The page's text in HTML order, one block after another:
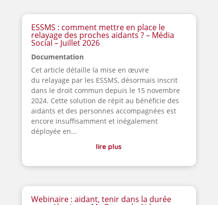
ESSMS : comment mettre en place le
relayage des proches aidants ? – Média
Social – Juillet 2026
Documentation
Cet article détaille la mise en œuvre
du relayage par les ESSMS, désormais inscrit
dans le droit commun depuis le 15 novembre
2024. Cette solution de répit au bénéficie des
aidants et des personnes accompagnées est
encore insuffisamment et inégalement
déployée en...
lire plus
Webinaire : aidant, tenir dans la durée